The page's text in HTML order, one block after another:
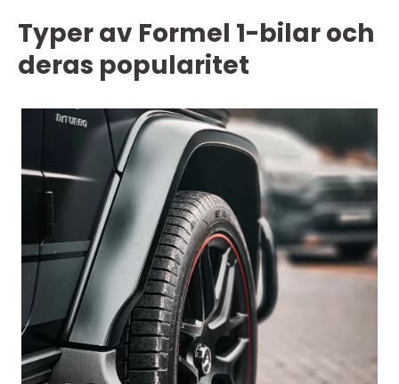
Typer av Formel 1-bilar och
deras popularitet